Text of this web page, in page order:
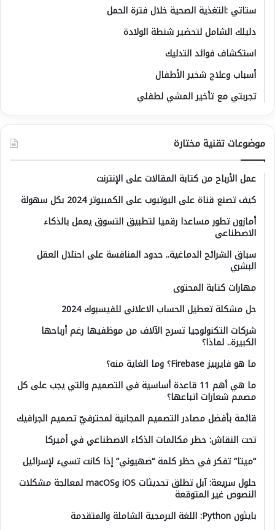
ستاتي :التغذية الصحية خلال فترة الحمل
دليلك الشامل لتحضير شنطة الولادة
استكشاف فوائد التدليك
أسباب وعلاج شخير الأطفال
تجربتي مع تأخير المشي لطفلي
موضوعات تقنية مختارة
عمل الأرباح من كتابة المقالات على الإنترنت
كيف تصنع قناة على اليوتيوب على الكمبيوتر 2024 بكل سهولة
أمازون تطور مساعدا رقميا لتطبيق التسوق يعمل بالذكاء
الاصطناعي
سباق الشرائح الدماغية.. حدود المنافسة على احتلال العقل
البشري
مهارات كتابة المحتوى
حل مشكلة تعطيل الحساب الاعلاني للفيسبوك 2024
شركات التكنولوجيا تسرح الآلاف من موظفيها رغم أرباحها
الكبيرة.. لماذا؟
ما هو فايربيز Firebase؟ وما الغاية منه؟
ما هي أهم 11 قاعدة أساسية في التصميم والتي يجب على كل
مصمم شعارات اتباعها؟
قائمة بأفضل مصادر التصميم المجانية لمحترفيّ تصميم الجرافيك
تحت النقاش: حظر مكالمات الذكاء الاصطناعي في أميركا
“ميتا” تفكر في حظر كلمة “صهيوني” إذا كانت تسيء لإسرائيل
حلول سريعة: آبل تطلق تحديثات iOS وmacOS لمعالجة مشكلات
النصوص غير المتوقعة
بايثون Python: اللغة البرمجية الشاملة والمتقدمة